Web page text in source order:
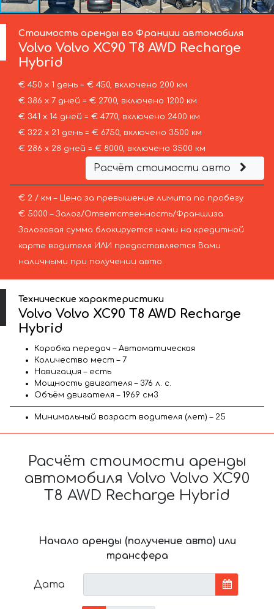
Стоимость аренды во Франции автомобиля
Volvo Volvo XC90 T8 AWD Recharge
Hybrid
€ 450 х 1 день = € 450, включено 200 км
€ 386 х 7 дней = € 2700, включено 1200 км
€ 341 х 14 дней = € 4770, включено 2400 км
€ 322 х 21 день = € 6750, включено 3500 км
€ 286 х 28 дней = € 8000, включено 3500 км
Расчёт стоимости авто
€ 2 / км – Цена за превышение лимита по пробегу
€ 5000 – Залог/Ответственность/Франшиза.
Залоговая сумма блокируется нами на кредитной
карте водителя ИЛИ предоставляется Вами
наличными при получении авто.
Технические характеристики
Volvo Volvo XC90 T8 AWD Recharge
Hybrid
Коробка передач – Автоматическая
Количество мест – 7
Навигация – есть
Мощность двигателя – 376 л. с.
Объём двигателя – 1969 см3
Минимальный возраст водителя (лет) – 25
Расчёт стоимости аренды
автомобиля Volvo Volvo XC90
T8 AWD Recharge Hybrid
Начало аренды (получение авто) или
трансфера
Дата